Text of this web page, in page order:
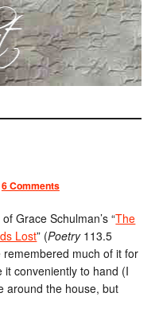
6 Comments
Grace Schulman’s “The
Lost” (Poetry113.5
remembered much of it for
conveniently to hand (I
around the house, but